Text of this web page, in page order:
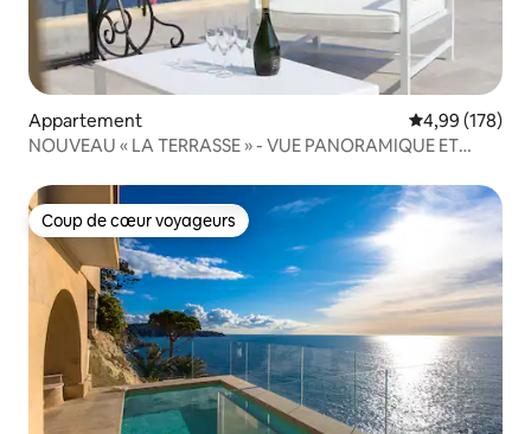
Appartement Évaluation
4,99 (178)
NOUVEAU « LA TERRASSE » - VUE PANORAMIQUE ET
Coup de cœur voyageurs
Coup de cœur voyageurs